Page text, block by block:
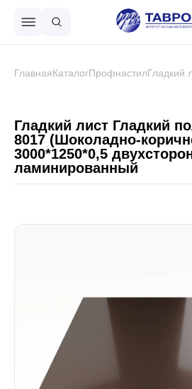
Металлочерепица
Сваи винтовые
Забор
ГлавнаяКаталогПрофнастилГладкий
Гладкий лист Гладкий
8017 (Шоколадно-
3000*1250*0,5
ламинированный